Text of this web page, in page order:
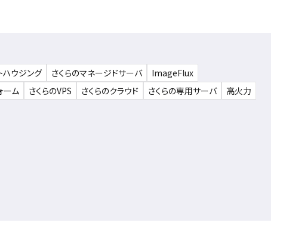
ハウジング さくらのマネージドサーバ
ImageFlux
ーム さくらのVPS さくらのクラウド さくらの専用サーバ
高火力